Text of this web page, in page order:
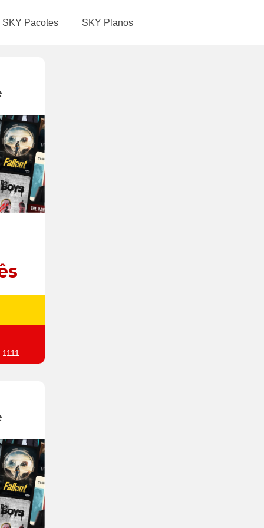
SKY Pacotes SKY Planos